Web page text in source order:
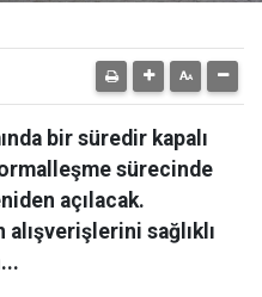
bir süredir kapalı
sürecinde
açılacak.
alışverişlerini sağlıklı